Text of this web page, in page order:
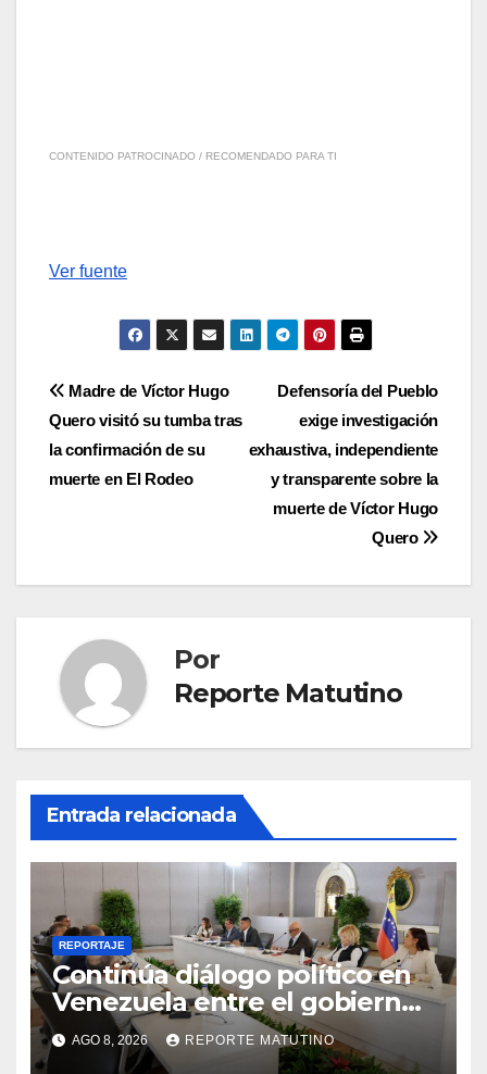
CONTENIDO PATROCINADO / RECOMENDADO PARA TI
Ver fuente
Navegación
de
entradas
Defensoría del Pueblo
exige investigación
exhaustiva, independiente
y transparente sobre la
muerte de Víctor Hugo
Quero
Madre de Víctor Hugo
Quero visitó su tumba tras
la confirmación de su
muerte en El Rodeo
Por
Reporte Matutino
Entrada relacionada
REPORTAJE
Continúa diálogo político en
Venezuela entre el gobierno
y la oposición
AGO 8, 2026 REPORTE MATUTINO